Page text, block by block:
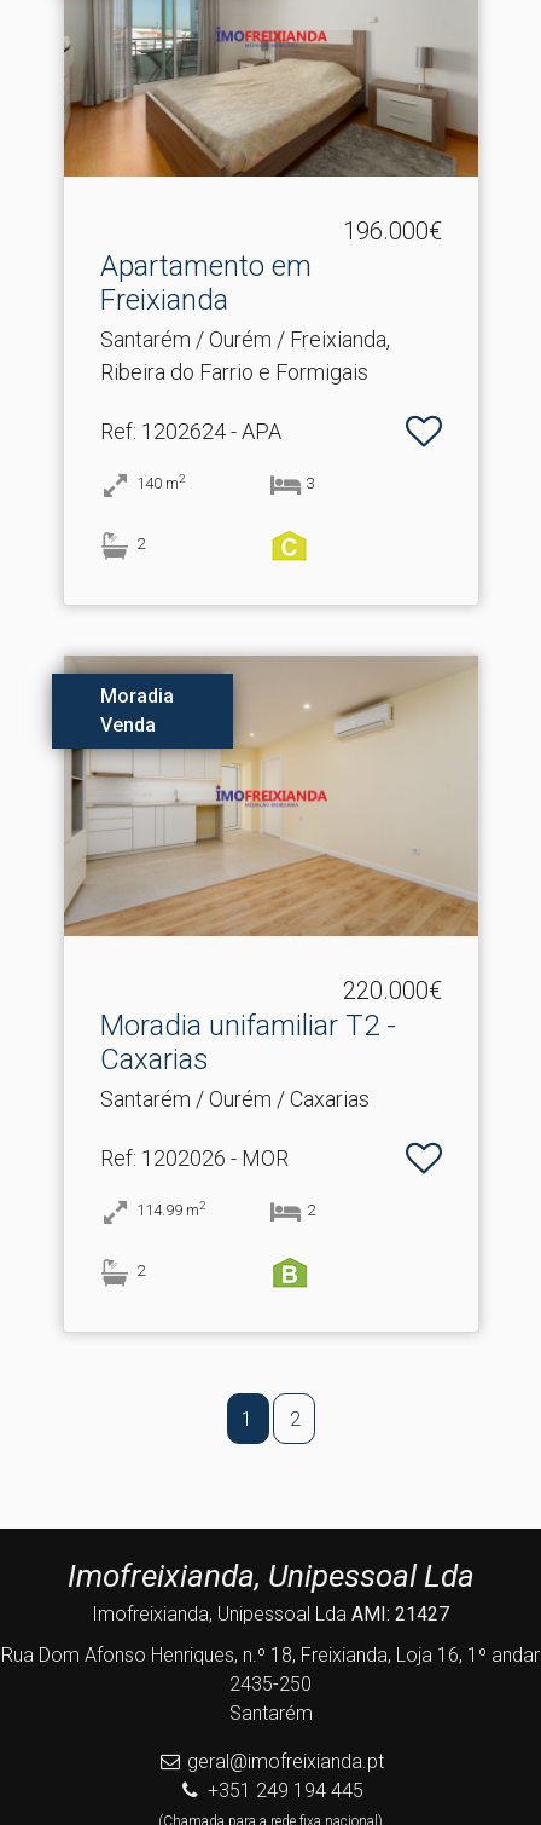
196.000€
Apartamento em
Freixianda
Santarém / Ourém / Freixianda,
Ribeira do Farrio e Formigais
Ref: 1202624 - APA
140 m2 3
2
Moradia
Venda
220.000€
Moradia unifamiliar T2 -
Caxarias
Santarém / Ourém / Caxarias
Ref: 1202026 - MOR
114.99 m2 2
2
1 2
Imofreixianda, Unipessoal Lda
Imofreixianda, Unipessoal Lda AMI: 21427
Rua Dom Afonso Henriques, n.º 18, Freixianda, Loja 16, 1º andar
2435-250
Santarém
geral@imofreixianda.pt
+351 249 194 445
(Chamada para a rede fixa nacional)